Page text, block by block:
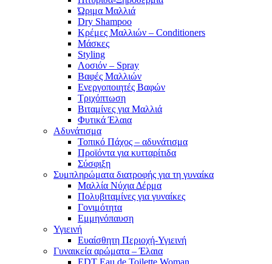
Ώριμα Μαλλιά
Dry Shampoo
Κρέμες Μαλλιών – Conditioners
Μάσκες
Styling
Λοσιόν – Spray
Βαφές Μαλλιών
Ενεργοποιητές Βαφών
Τριχόπτωση
Βιταμίνες για Μαλλιά
Φυτικά Έλαια
Αδυνάτισμα
Τοπικό Πάχος – αδυνάτισμα
Προϊόντα για κυτταρίτιδα
Σύσφιξη
Συμπληρώματα διατροφής για τη γυναίκα
Μαλλία Νύχια Δέρμα
Πολυβιταμίνες για γυναίκες
Γονιμότητα
Εμμηνόπαυση
Υγιεινή
Ευαίσθητη Περιοχή-Υγιεινή
Γυναικεία αρώματα – Έλαια